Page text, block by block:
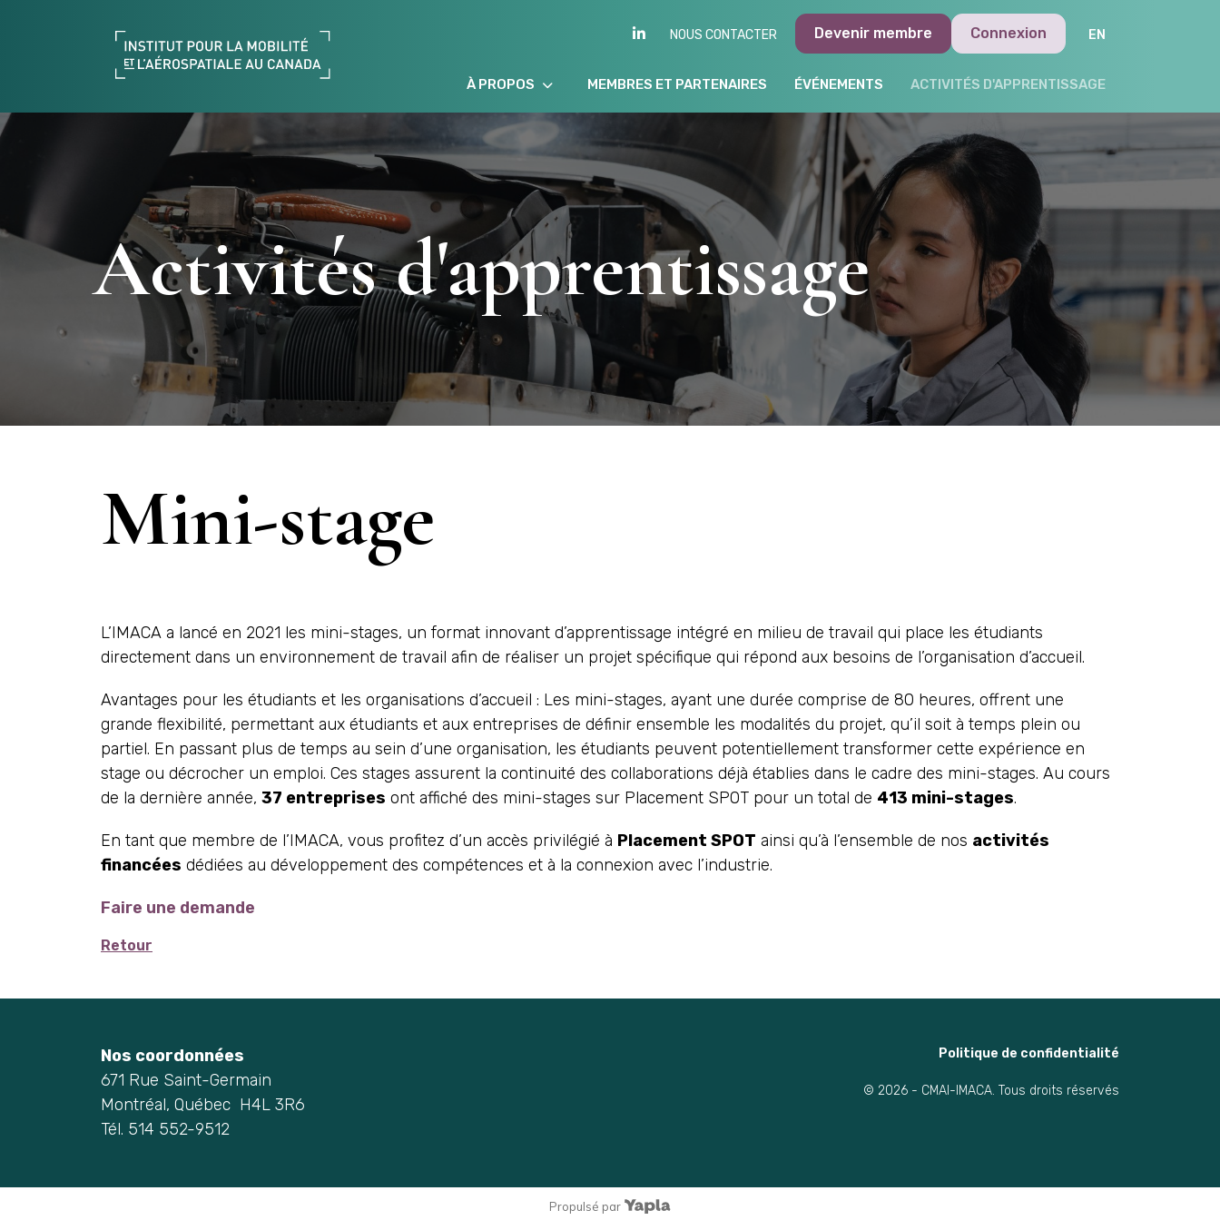
LINKEDIN
NOUS CONTACTER Devenir membre Connexion
À PROPOS MEMBRES ET PARTENAIRES ÉVÉNEMENTS ACTIVITÉS D'APPRENTISSAGE
Activités d'apprentissage
Mini-stage
L’IMACA a lancé en 2021 les mini-stages, un format innovant d’apprentissage intégré en milieu de travail qui place les étudiants
directement dans un environnement de travail afin de réaliser un projet spécifique qui répond aux besoins de l’organisation d’accueil.
Avantages pour les étudiants et les organisations d’accueil : Les mini-stages, ayant une durée comprise de 80 heures, offrent une
grande flexibilité, permettant aux étudiants et aux entreprises de définir ensemble les modalités du projet, qu’il soit à temps plein ou
partiel. En passant plus de temps au sein d’une organisation, les étudiants peuvent potentiellement transformer cette expérience en
stage ou décrocher un emploi. Ces stages assurent la continuité des collaborations déjà établies dans le cadre des mini-stages. Au cours
de la dernière année, 37 entreprises ont affiché des mini-stages sur Placement SPOT pour un total de 413 mini-stages.
En tant que membre de l’IMACA, vous profitez d’un accès privilégié à Placement SPOT ainsi qu’à l’ensemble de nos activités
financées dédiées au développement des compétences et à la connexion avec l’industrie.
Faire une demande
Retour
Nos coordonnées
671 Rue Saint-Germain
Montréal, Québec H4L 3R6
Tél. 514 552-9512
Politique de confidentialité
© 2026 - CMAI-IMACA. Tous droits réservés
Propulsé par